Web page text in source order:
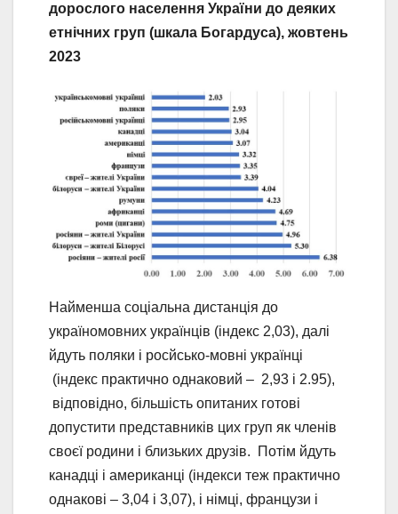
дорослого населення України до деяких
етнічних груп (шкала Богардуса), жовтень
2023
Найменша соціальна дистанція до
україномовних українців (індекс 2,03), далі
йдуть поляки і росйсько-мовні українці
(індекс практично однаковий – 2,93 і 2.95),
відповідно, більшість опитаних готові
допустити представників цих груп як членів
своєї родини і близьких друзів. Потім йдуть
канадці і американці (індекси теж практично
однакові – 3,04 і 3,07), і німці, французи і